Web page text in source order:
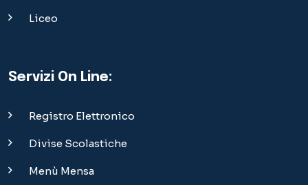
Liceo
Servizi On Line:
Registro Elettronico
Divise Scolastiche
Menù Mensa